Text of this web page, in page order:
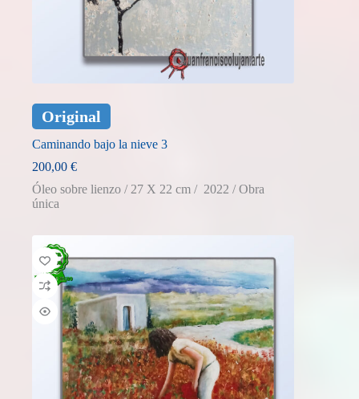
Original
Caminando bajo la nieve 3
200,00 €
Óleo sobre lienzo / 27 X 22 cm / 2022 / Obra
única